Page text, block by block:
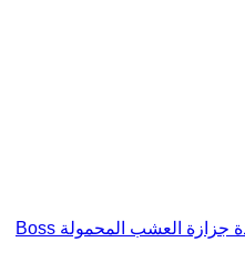
جديدة جزازة العشب المحمولة Boss